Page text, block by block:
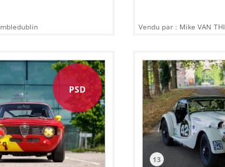
Vendu par : Mike VAN
PSD
13